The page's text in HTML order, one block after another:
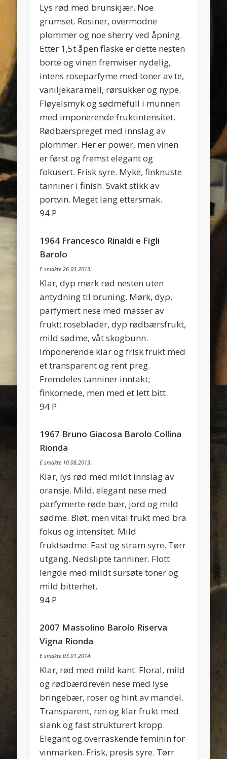
Lys rød med brunskjær. Noe
grumset. Rosiner, overmodne
plommer og noe sherry ved åpning.
Etter 1,5t åpen flaske er dette nesten
borte og vinen fremviser nydelig,
intens roseparfyme med toner av te,
vaniljekaramell, rørsukker og nype.
Fløyelsmyk og sødmefull i munnen
med imponerende fruktintensitet.
Rødbærspreget med innslag av
plommer. Her er power, men vinen
er først og fremst elegant og
fokusert. Frisk syre. Myke, finknuste
tanniner i finish. Svakt stikk av
portvin. Meget lang ettersmak.
94 P
1964 Francesco Rinaldi e Figli
Barolo
E smakte 26.03.2013:
Klar, dyp mørk rød nesten uten
antydning til bruning. Mørk, dyp,
parfymert nese med masser av
frukt; roseblader, dyp rødbærsfrukt,
mild sødme, våt skogbunn.
Imponerende klar og frisk frukt med
et transparent og rent preg.
Fremdeles tanniner inntakt;
finkornede, men med et lett bitt.
94 P
1967 Bruno Giacosa Barolo Collina
Rionda
E smakte 10.08.2013:
Klar, lys rød med mildt innslag av
oransje. Mild, elegant nese med
parfymerte røde bær, jord og mild
sødme. Bløt, men vital frukt med bra
fokus og intensitet. Mild
fruktsødme. Fast og stram syre. Tørr
utgang. Nedslipte tanniner. Flott
lengde med mildt sursøte toner og
mild bitterhet.
94 P
2007 Massolino Barolo Riserva
Vigna Rionda
E smakte 03.01.2014:
Klar, rød med mild kant. Floral, mild
og rødbærdreven nese med lyse
bringebær, roser og hint av mandel.
Transparent, ren og klar frukt med
slank og fast strukturert kropp.
Elegant og overraskende feminin for
vinmarken. Frisk, presis syre. Tørr